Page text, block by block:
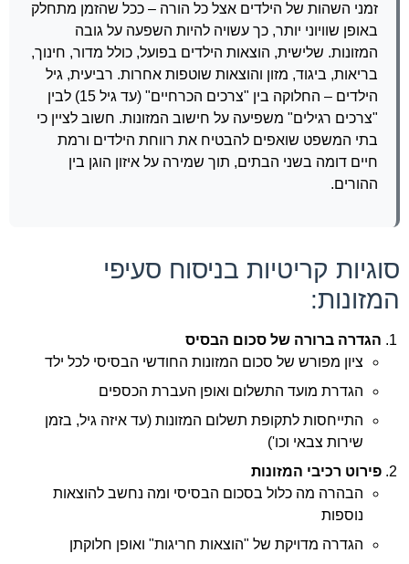
זמני השהות של הילדים אצל כל הורה – ככל שהזמן מתחלק
באופן שוויוני יותר, כך עשויה להיות השפעה על גובה
המזונות. שלישית, הוצאות הילדים בפועל, כולל מדור, חינוך,
בריאות, ביגוד, מזון והוצאות שוטפות אחרות. רביעית, גיל
הילדים – החלוקה בין "צרכים הכרחיים" (עד גיל 15) לבין
"צרכים רגילים" משפיעה על חישוב המזונות. חשוב לציין כי
בתי המשפט שואפים להבטיח את רווחת הילדים ורמת
חיים דומה בשני הבתים, תוך שמירה על איזון הוגן בין
ההורים.
סוגיות קריטיות בניסוח סעיפי
המזונות:
הגדרה ברורה של סכום הבסיס
ציון מפורש של סכום המזונות החודשי הבסיסי לכל ילד
הגדרת מועד התשלום ואופן העברת הכספים
התייחסות לתקופת תשלום המזונות (עד איזה גיל, בזמן
שירות צבאי וכו')
פירוט רכיבי המזונות
הבהרה מה כלול בסכום הבסיסי ומה נחשב להוצאות
נוספות
הגדרה מדויקת של "הוצאות חריגות" ואופן חלוקתן